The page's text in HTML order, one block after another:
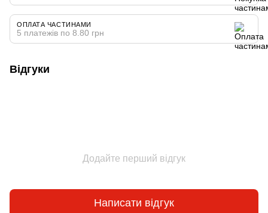
ОПЛАТА ЧАСТИНАМИ
5 платежів по 8.80 грн
Відгуки
Додайте перший відгук
Написати відгук